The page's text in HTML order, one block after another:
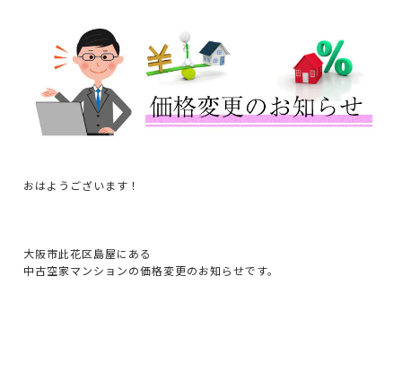
おはようございます！
大阪市此花区島屋にある
中古空家マンションの価格変更のお知らせです。